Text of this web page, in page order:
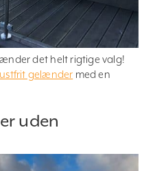
det helt rigtige valg!
gelænder med en
uden